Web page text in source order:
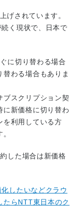
げされています。
く現状で、日本で
に切り替わる場合
わる場合もありま
ブスクリプション契
に新価格に切り替わ
を利用している方
した場合は新価格
したいなどクラウ
たらNTT東日本のク